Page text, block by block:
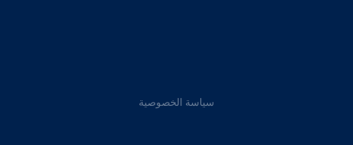
سياسة الخصوصية